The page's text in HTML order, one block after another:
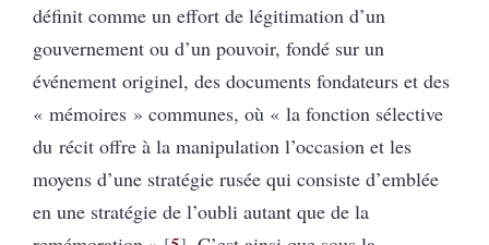
définit comme un effort de légitimation d’un
gouvernement ou d’un pouvoir, fondé sur un
événement originel, des documents fondateurs et des
« mémoires » communes, où « la fonction sélective
du récit offre à la manipulation l’occasion et les
moyens d’une stratégie rusée qui consiste d’emblée
en une stratégie de l’oubli autant que de la